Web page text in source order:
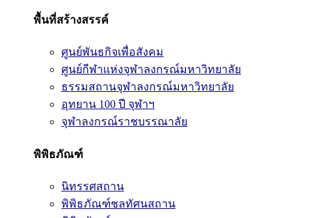
พื้นที่สร้างสรรค์
ศูนย์พันธกิจเพื่อสังคม
ศูนย์กีฬาแห่งจุฬาลงกรณ์มหาวิทยาลัย
ธรรมสถานจุฬาลงกรณ์มหาวิทยาลัย
อุทยาน 100 ปี จุฬาฯ
จุฬาลงกรณ์ราชบรรณาลัย
พิพิธภัณฑ์
นิทรรศสถาน
พิพิธภัณฑ์ชลทัศนสถาน